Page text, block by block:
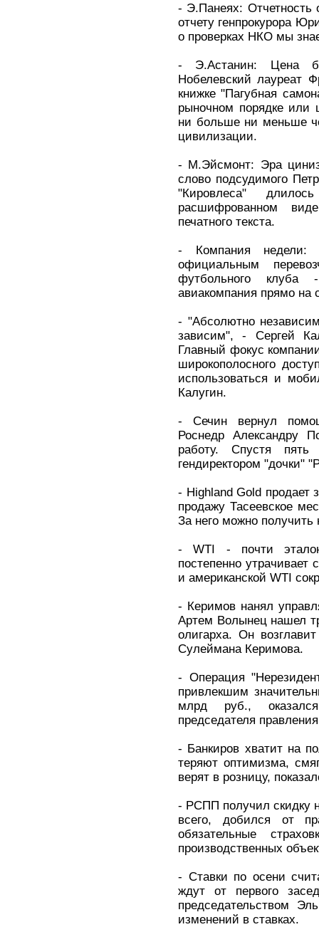
- Э.Панеях: Отчетность
отчету генпрокурора
о проверках НКО мы
- Э.Астанин: Цена
Нобелевский лауреат
книжке "Пагубная
рыночном порядке или
ни больше ни меньше
цивилизации.
- М.Эйсмонт: Эра
слово подсудимого
"Кировлеса"
расшифрованном
печатного текста.
- Компания недели:
официальным
футбольного клуба
авиакомпания прямо на
- "Абсолютно
зависим", - Сергей
Главный фокус
широкополосного
использоваться и
Калугин.
- Сечин вернул
Роснедр Александру
работу. Спустя
гендиректором "дочки"
- Highland Gold продает
продажу Тасеевское
За него можно
- WTI - почти
постепенно
и американской WTI
- Керимов нанял
Артем Волынец нашел
олигарха. Он
Сулеймана Керимова.
- Операция
привлекшим
млрд руб.,
председателя
- Банкиров хватит на
теряют оптимизма,
верят в розницу,
- РСПП получил скидку
всего, добился от
обязательные
производственных
- Ставки по осени
ждут от первого
председательством
изменений в ставках.